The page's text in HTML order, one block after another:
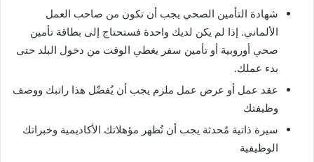
شهادة التأمين الصحي يجب أن تكون من صاحب العمل
الألماني. إذا لم يكن لديك واحدة فستحتاج إلى بطاقة تأمين
صحي أوروبية أو تأمين سفر يغطي الوقت من دخول البلد حتى
بدء عملك.
عقد عمل أو عرض عمل ملزم يجب أن يُفصِّل هذا راتبك ووصف
وظيفتك
سيرة ذاتية مُحدثة يجب أن تُظهر مؤهلاتك الأكاديمية وخبراتك
الوظيفية